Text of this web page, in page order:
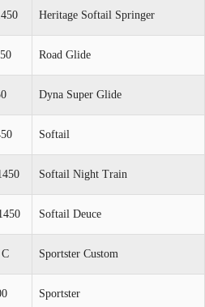
Heritage Softail Springer
Road Glide
Dyna Super Glide
Softail
Softail Night Train
Softail Deuce
Sportster Custom
Sportster